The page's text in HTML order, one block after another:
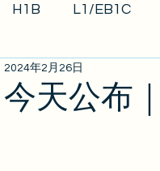
H1B L1/EB1C
NIW
今天公布
2024年2月26日